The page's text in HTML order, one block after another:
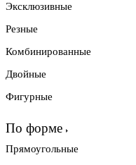
Эксклюзивные
Резные
Комбинированные
Двойные
Фигурные
По форме
Прямоугольные